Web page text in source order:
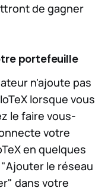
de gagner
portefeuille
n'ajoute pas
lorsque vous
le faire vous-
votre
en quelques
le réseau
dans votre